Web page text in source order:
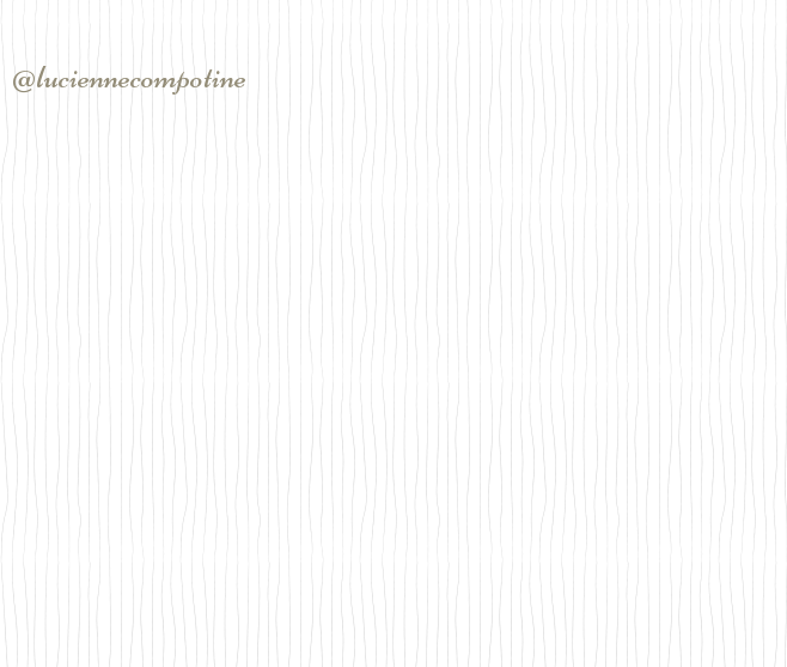
@luciennecompotine